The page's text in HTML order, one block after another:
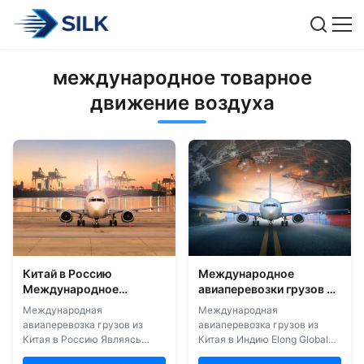
международное товарное
движение воздуха
Китай в Россию
Международное
грузовое авиаперевозки
Транспортировка
грузовых авиаперевозок
Международная
авиаперевозка грузов из
Китая в Россию Являясь
Международное
авиаперевозки грузов из
Китая в Индию
Международная
авиаперевозка грузов из
Китая в Индию Elong Global